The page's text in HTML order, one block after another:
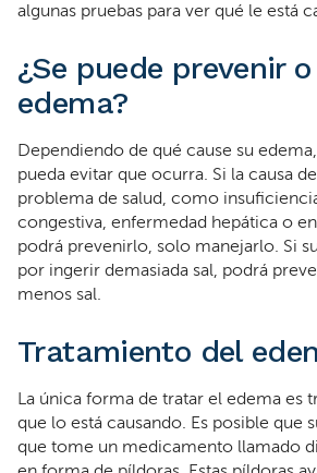
algunas pruebas para ver qué le está
¿Se puede prevenir
edema?
Dependiendo de qué cause su
pueda evitar que ocurra. Si la causa
problema de salud, como
congestiva, enfermedad hepática o
podrá prevenirlo, solo manejarlo. Si
por ingerir demasiada sal, podrá
menos sal.
Tratamiento del
La única forma de tratar el edema es
que lo está causando. Es posible que
que tome un medicamento llamado